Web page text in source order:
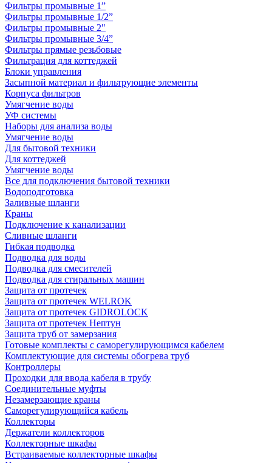
Фильтры промывные 1”
Фильтры промывные 1/2”
Фильтры промывные 2"
Фильтры промывные 3/4”
Фильтры прямые резьбовые
Фильтрация для коттеджей
Блоки управления
Засыпной материал и фильтрующие элементы
Корпуса фильтров
Умягчение воды
УФ системы
Наборы для анализа воды
Умягчение воды
Для бытовой техники
Для коттеджей
Умягчение воды
Все для подключения бытовой техники
Водоподготовка
Заливные шланги
Краны
Подключение к канализации
Сливные шланги
Гибкая подводка
Подводка для воды
Подводка для смесителей
Подводка для стиральных машин
Защита от протечек
Защита от протечек WELROK
Защита от протечек GIDROLOCK
Защита от протечек Нептун
Защита труб от замерзания
Готовые комплекты с саморегулирующимся кабелем
Комплектующие для системы обогрева труб
Контроллеры
Проходки для ввода кабеля в трубу
Соединительные муфты
Незамерзающие краны
Саморегулирующийся кабель
Коллекторы
Держатели коллекторов
Коллекторные шкафы
Встраиваемые коллекторные шкафы